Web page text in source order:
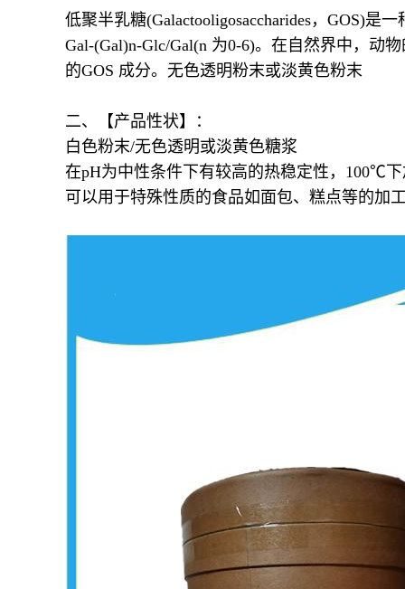
低聚半乳糖(Galactooligosaccharides，GOS)
Gal-(Gal)n-Glc/Gal(n 为0-6)。在自然界中，动
的GOS 成分。无色透明粉末或淡黄色粉末
二、【产品性状】：
白色粉末/无色透明或淡黄色糖浆
在pH为中性条件下有较高的热稳定性，100℃
可以用于特殊性质的食品如面包、糕点等的加